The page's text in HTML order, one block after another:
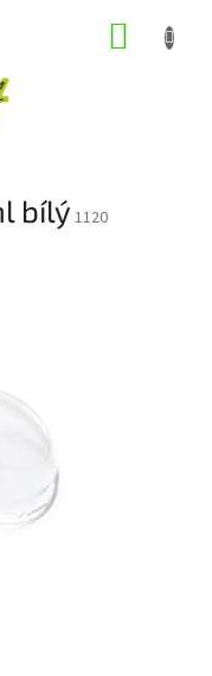
bílý 1120